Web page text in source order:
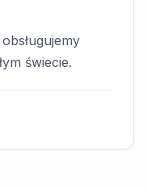
świecie.